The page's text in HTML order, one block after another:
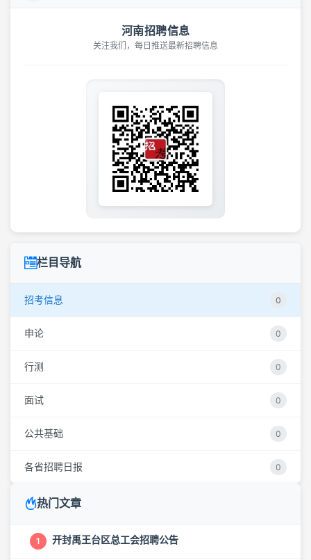
河南招聘信息
关注我们，每日推送最新招聘信息
栏目导航
招考信息 0
申论 0
行测 0
面试 0
公共基础 0
各省招聘日报 0
热门文章
1 开封禹王台区总工会招聘公告